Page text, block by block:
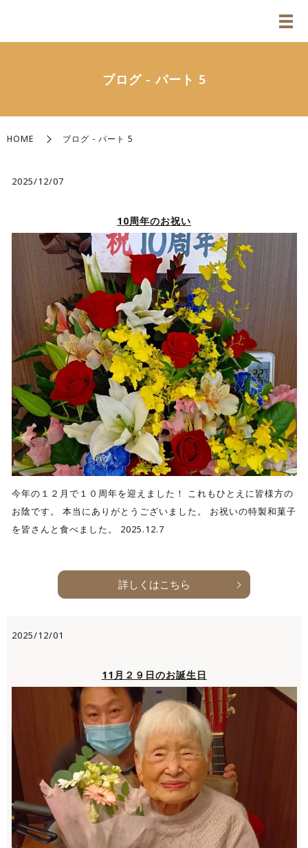
ブログ - パート 5
HOME ブログ - パート 5
2025/12/07
10周年のお祝い
今年の１２月で１０周年を迎えました！ これもひとえに皆様方の
お陰です。 本当にありがとうございました。 お祝いの特製和菓子
を皆さんと食べました。 2025.12.7
詳しくはこちら
2025/12/01
11月２９日のお誕生日